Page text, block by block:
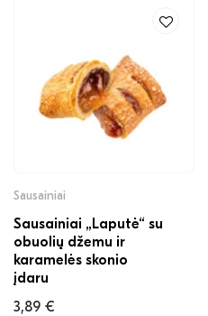
Sausainiai
Sausainiai „Laputė“ su
obuolių džemu ir
karamelės skonio
įdaru
3,89 €